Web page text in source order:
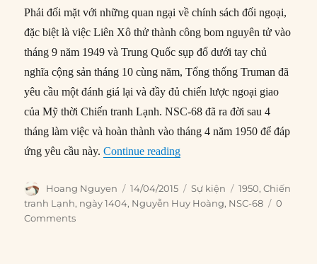
Phải đối mặt với những quan ngại về chính sách đối ngoại,
đặc biệt là việc Liên Xô thử thành công bom nguyên tử vào
tháng 9 năm 1949 và Trung Quốc sụp đổ dưới tay chủ
nghĩa cộng sản tháng 10 cùng năm, Tổng thống Truman đã
yêu cầu một đánh giá lại và đầy đủ chiến lược ngoại giao
của Mỹ thời Chiến tranh Lạnh. NSC-68 đã ra đời sau 4
tháng làm việc và hoàn thành vào tháng 4 năm 1950 để đáp
ứng yêu cầu này.Continue reading“14/04/1950: Nền tảng
Author
Hoang Nguyen
Posted
on
14/04/2015 Categories
Sự kiện Tags
1950,Chiến
tranh Lạnh, ngày 1404, Nguyễn Huy Hoàng, NSC-68
0
Comments